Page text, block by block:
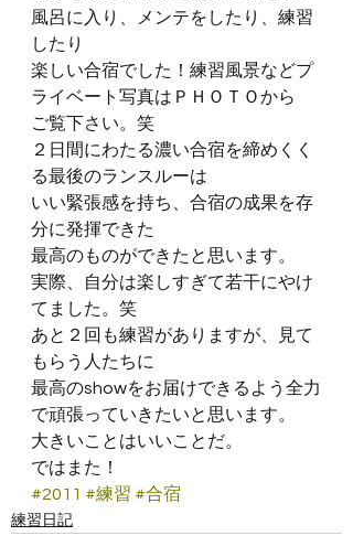
風呂に入り、メンテをしたり、練習
したり
楽しい合宿でした！練習風景などプ
ライベート写真はＰＨＯＴＯから
ご覧下さい。笑
２日間にわたる濃い合宿を締めくく
る最後のランスルーは
いい緊張感を持ち、合宿の成果を存
分に発揮できた
最高のものができたと思います。
実際、自分は楽しすぎて若干にやけ
てました。笑
あと２回も練習がありますが、見て
もらう人たちに
最高のshowをお届けできるよう全力
で頑張っていきたいと思います。
大きいことはいいことだ。
ではまた！
#2011 #練習 #合宿
練習日記